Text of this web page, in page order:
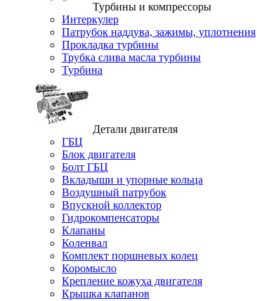
Турбины и компрессоры
Интеркулер
Патрубок наддува, зажимы, уплотнения
Прокладка турбины
Трубка слива масла турбины
Турбина
Детали двигателя
ГБЦ
Блок двигателя
Болт ГБЦ
Вкладыши и упорные кольца
Воздушный патрубок
Впускной коллектор
Гидрокомпенсаторы
Клапаны
Коленвал
Комплект поршневых колец
Коромысло
Крепление кожуха двигателя
Крышка клапанов